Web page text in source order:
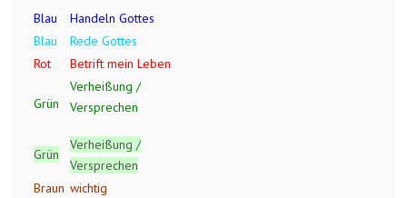
Blau
Handeln Gottes
Blau
Rede Gottes
Rot
Betrift mein Leben
Grün
Verheißung /
Versprechen
Grün
Verheißung /
Versprechen
Braun wichtig